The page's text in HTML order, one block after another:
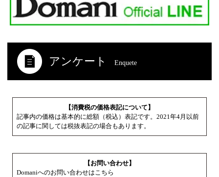
アンケート Enquete
【消費税の価格表記について】
記事内の価格は基本的に総額（税込）表記です。2021年4月以前
の記事に関しては税抜表記の場合もあります。
【お問い合わせ】
Domaniへのお問い合わせはこちら